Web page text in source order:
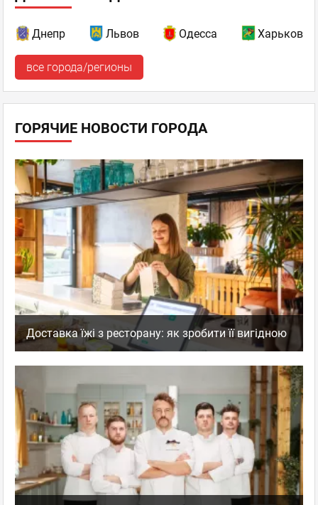
Днепр Львов Одесса Харьков
все города/регионы
ГОРЯЧИЕ НОВОСТИ ГОРОДА
Доставка їжі з ресторану: як зробити її вигідною